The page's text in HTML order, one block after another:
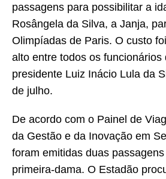
passagens para possibilitar a
Rosângela da Silva, a Janja,
Olimpíadas de Paris. O custo
alto entre todos os funcionários
presidente Luiz Inácio Lula da
de julho.
De acordo com o Painel de
da Gestão e da Inovação em
foram emitidas duas
primeira-dama. O Estadão